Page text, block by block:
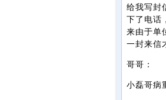
给我写封
下了电话
来由于单
一封来信
哥哥：
小磊哥病